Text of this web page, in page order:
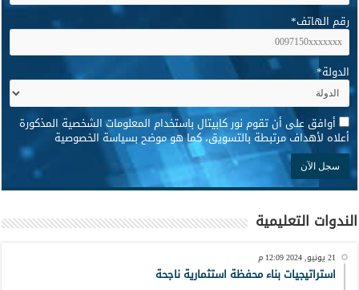
رقم الهاتف*
الدولة*
* أوافق على أن تقوم نور كابيتال باستخدام المعلومات الشخصية المذكورة
أعلاه لأهداف مرتبطة بالتسويق، كما هو موضح بسياسة الخصوصية
الندوات التعليمية
21 يونيو, 2024 12:09 م
استراتيجيات بناء محفظة استثمارية ناجحة